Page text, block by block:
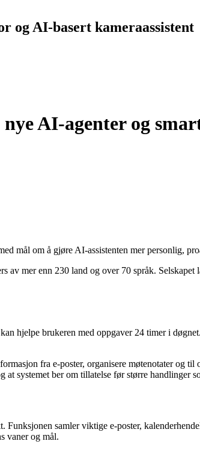
og AI-basert kameraassistent
AI-agenter og
mål om å gjøre AI-assistenten mer personlig,
mer enn 230 land og over 70 språk.
hjelpe brukeren med oppgaver 24 timer i
fra e-poster, organisere møtenotater og
systemet ber om tillatelse før større handlinger
samler viktige e-poster,
vaner og mål.